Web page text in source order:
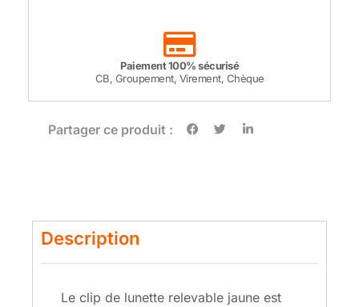
Paiement 100% sécurisé
CB, Groupement, Virement, Chèque
Partager ce produit :
Description
Le clip de lunette relevable jaune est